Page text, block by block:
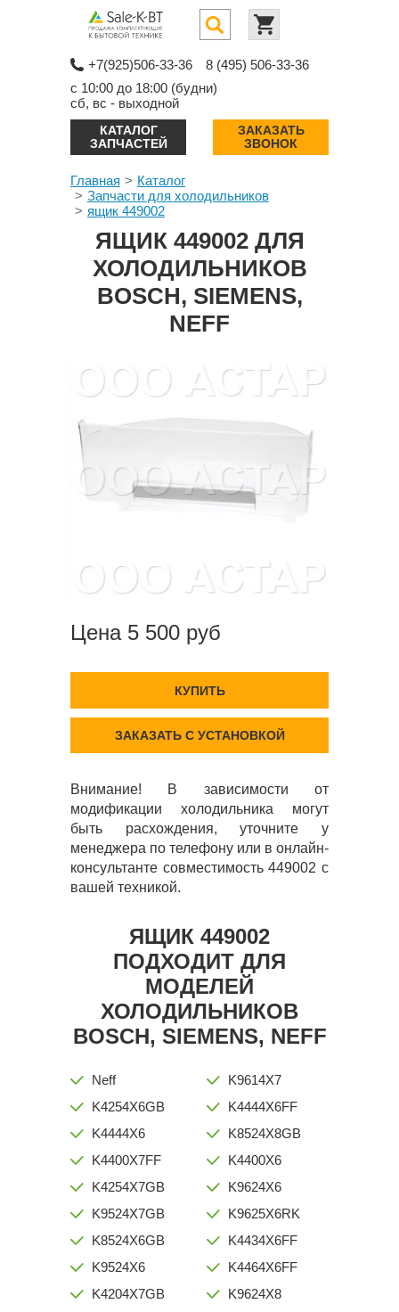
+7(925)506-33-36
8 (495) 506-33-36
с 10:00 до 18:00 (будни)
сб, вс - выходной
КАТАЛОГ
ЗАПЧАСТЕЙ
ЗАКАЗАТЬ
ЗВОНОК
Главная
Каталог
Запчасти для холодильников
ящик 449002
ЯЩИК 449002 ДЛЯ
ХОЛОДИЛЬНИКОВ
BOSCH, SIEMENS,
NEFF
Цена 5 500 руб
КУПИТЬ
ЗАКАЗАТЬ С УСТАНОВКОЙ
Внимание! В зависимости от
модификации холодильника могут
быть расхождения, уточните у
менеджера по телефону или в онлайн-
консультанте совместимость 449002 с
вашей техникой.
ЯЩИК 449002
ПОДХОДИТ ДЛЯ
МОДЕЛЕЙ
ХОЛОДИЛЬНИКОВ
BOSCH, SIEMENS, NEFF
Neff
K4254X6GB
K4444X6
K4400X7FF
K4254X7GB
K9524X7GB
K8524X6GB
K9524X6
K4204X7GB
K9614X7
K4444X6FF
K8524X8GB
K4400X6
K9624X6
K9625X6RK
K4434X6FF
K4464X6FF
K9624X8